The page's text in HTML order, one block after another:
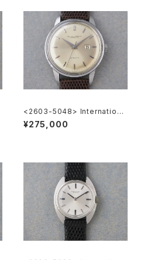
<2603-5048> Internationa
l National Co. Ref.648A
¥275,000